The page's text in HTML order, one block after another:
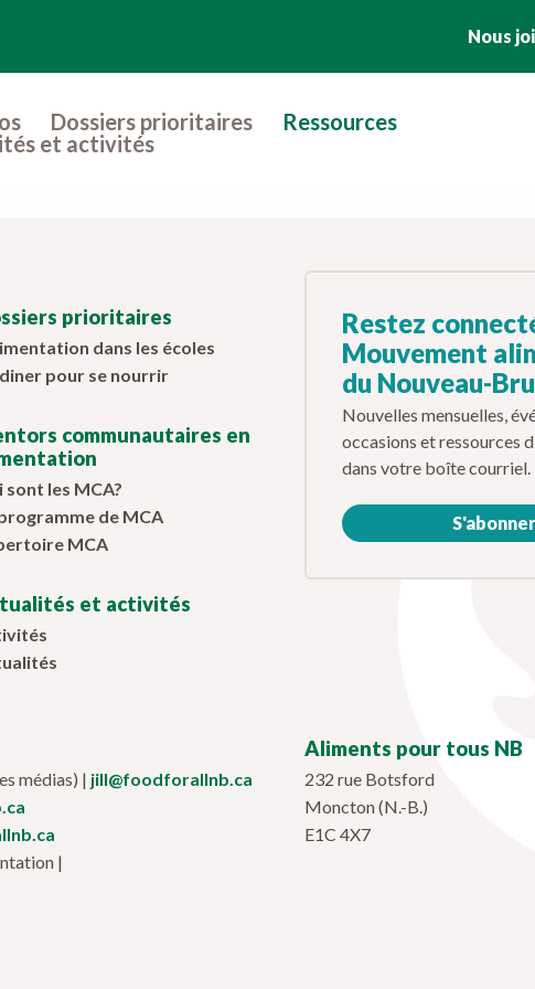
Nous
Dossiers prioritaires
Ressources
et activités
prioritaires
dans les écoles
pour se nourrir
communautaires en
sont les MCA?
de MCA
MCA
et activités
Restez
Mouvement
du Nouveau-
Nouvelles mensuelles,
occasions et ressources
dans votre boîte courriel.
S'abonner
médias) | jill@foodforallnb.ca
|
Aliments pour tous NB
232 rue Botsford
Moncton (N.-B.)
E1C 4X7